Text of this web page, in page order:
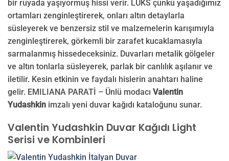
bir rüyada yaşıyormuş hissi verir. LÜKS çünkü yaşadığımız
ortamları zenginleştirerek, onları altın detaylarla
süsleyerek ve benzersiz stil ve malzemelerin karışımıyla
zenginleştirerek, görkemli bir zarafet kucaklamasıyla
sarmalanmış hissedeceksiniz. Duvarları metalik gölgeler
ve altın tonlarla süsleyerek, parlak bir canlılık aşılanır ve
iletilir. Kesin etkinin ve faydalı hislerin anahtarı haline
gelir. EMILIANA PARATİ – Ünlü modacı Valentin
Yudashkin imzalı yeni duvar kağıdı kataloğunu sunar.
Valentin Yudashkin Duvar Kağıdı Light
Serisi ve Kombinleri